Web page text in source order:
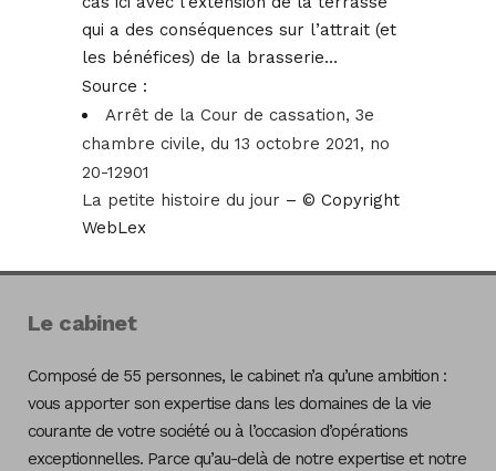
qui a des conséquences sur l’attrait (et
les bénéfices) de la brasserie…
Source :
Arrêt de la Cour de cassation, 3e
chambre civile, du 13 octobre 2021, no
20-12901
La petite histoire du jour – © Copyright
WebLex
Le cabinet
Composé de 55 personnes, le cabinet n’a qu’une ambition :
vous apporter son expertise dans les domaines de la vie
courante de votre société ou à l’occasion d’opérations
exceptionnelles. Parce qu’au-delà de notre expertise et notre